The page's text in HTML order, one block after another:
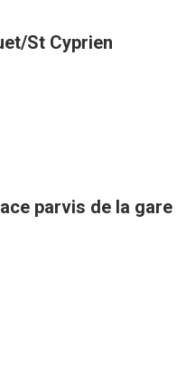
St Cyprien
parvis de la gare